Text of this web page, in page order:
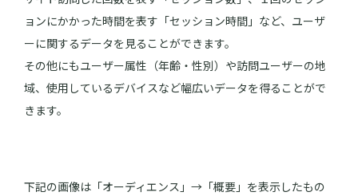
ョンにかかった時間を表す「セッション時間」など、ユーザ
ーに関するデータを見ることができます。
その他にもユーザー属性（年齢・性別）や訪問ユーザーの地
域、使用しているデバイスなど幅広いデータを得ることがで
きます。
下記の画像は「オーディエンス」→「概要」を表示したもの